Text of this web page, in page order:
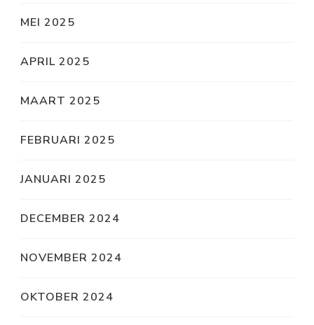
MEI 2025
APRIL 2025
MAART 2025
FEBRUARI 2025
JANUARI 2025
DECEMBER 2024
NOVEMBER 2024
OKTOBER 2024